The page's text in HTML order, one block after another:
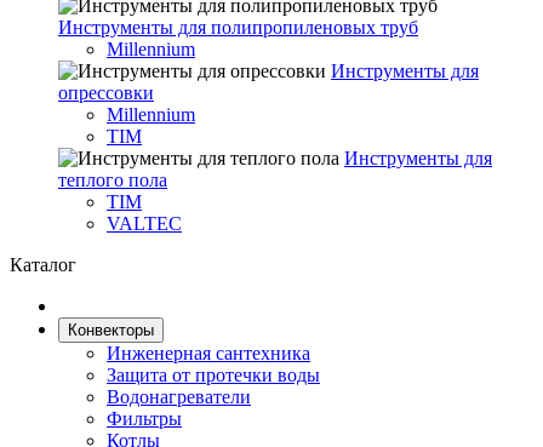
Инструменты для полипропиленовых труб
Millennium
Инструменты для
опрессовки
Millennium
TIM
Инструменты для
теплого пола
TIM
VALTEC
Каталог
Конвекторы
Инженерная сантехника
Защита от протечки воды
Водонагреватели
Фильтры
Котлы